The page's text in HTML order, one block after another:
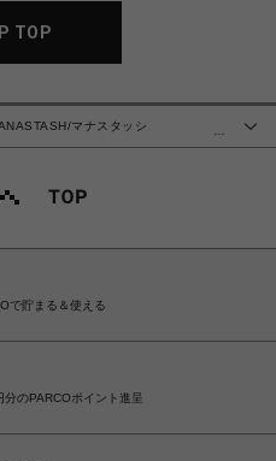
TOP
マナスタッシ
で貯まる＆使える
のPARCOポイント進呈